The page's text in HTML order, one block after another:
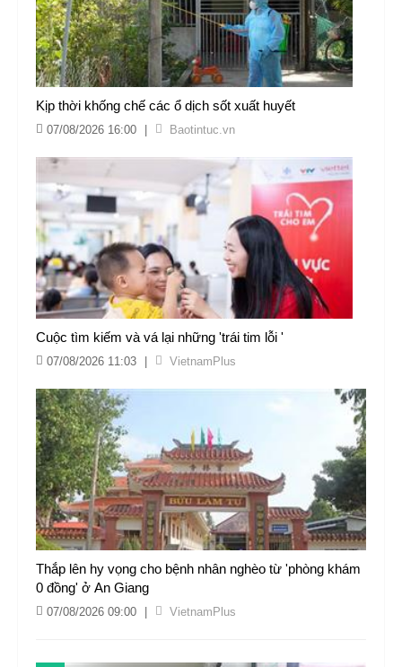
Kịp thời khống chế các ổ dịch sốt xuất huyết
07/08/2026 16:00 Baotintuc.vn
Cuộc tìm kiếm và vá lại những 'trái tim lỗi '
07/08/2026 11:03 VietnamPlus
Thắp lên hy vọng cho bệnh nhân nghèo từ 'phòng khám
0 đồng' ở An Giang
07/08/2026 09:00 VietnamPlus